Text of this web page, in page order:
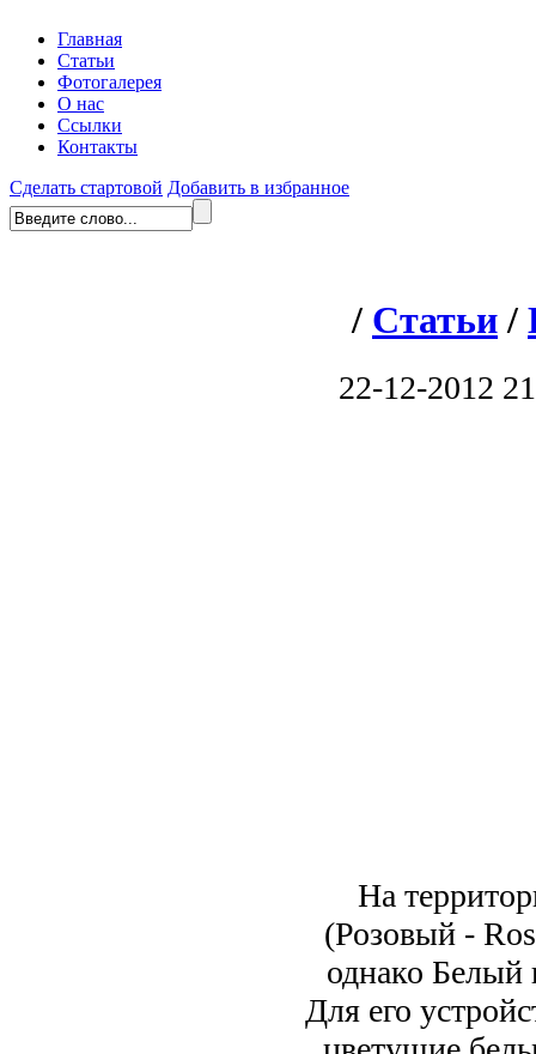
Главная
Статьи
Фотогалерея
О нас
Ссылки
Контакты
Сделать стартовой Добавить в избранное
/ Статьи/
22-12-2012
На
(Розовый -
однако
Для его